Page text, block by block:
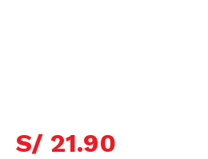
S/ 21.90